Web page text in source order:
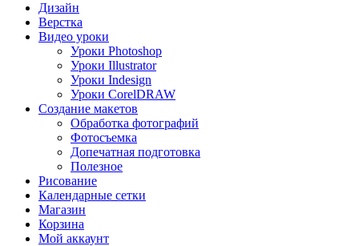
Дизайн
Верстка
Видео уроки
Уроки Photoshop
Уроки Illustrator
Уроки Indesign
Уроки CorelDRAW
Создание макетов
Обработка фотографий
Фотосъемка
Допечатная подготовка
Полезное
Рисование
Календарные сетки
Магазин
Корзина
Мой аккаунт